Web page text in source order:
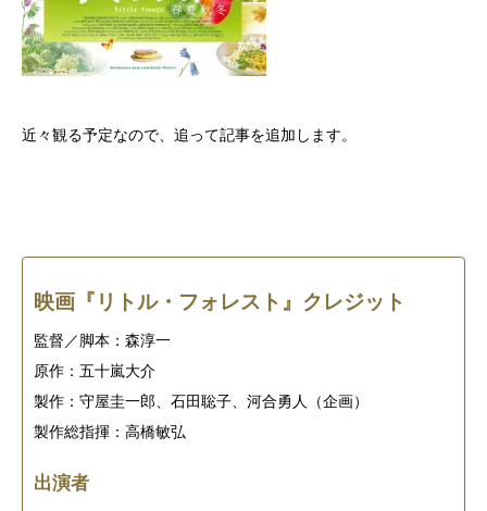
近々観る予定なので、追って記事を追加します。
映画『リトル・フォレスト』クレジット
監督／脚本：森淳一
原作：五十嵐大介
製作：守屋圭一郎、石田聡子、河合勇人（企画）
製作総指揮：高橋敏弘
出演者